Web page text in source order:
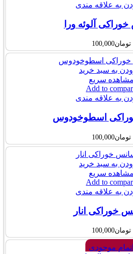
به علاقه مندی
آلوئه ورا
تومان100,000
به سبد خرید
مشاهده سریع
Add to
به علاقه مندی
اسطوخودوس
تومان100,000
به سبد خرید
مشاهده سریع
Add to
به علاقه مندی
خوراکی انار
تومان100,000
اتمام موجودی